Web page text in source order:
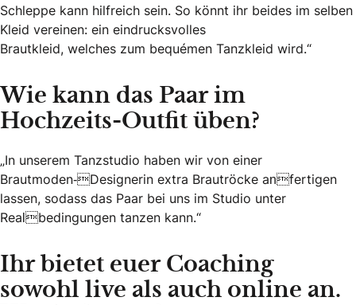
Schleppe kann hilfreich sein. So könnt ihr beides im selben
Kleid vereinen: ein eindrucksvolles
Brautkleid, welches zum bequemen Tanzkleid wird.“
Wie kann das Paar im
Hochzeits-Outfit üben?
„In unserem Tanzstudio haben wir von einer
Brautmoden-Designerin extra Brautröcke anfertigen
lassen, sodass das Paar bei uns im Studio unter
Realbedingungen tanzen kann.“
Ihr bietet euer Coaching
sowohl live als auch online an.